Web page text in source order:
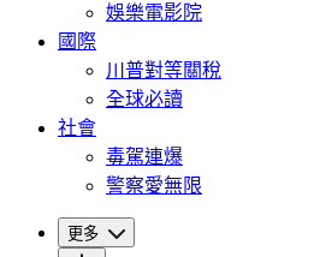
娛樂電影院
國際
川普對等關稅
全球必讀
社會
毒駕連爆
警察愛無限
更多